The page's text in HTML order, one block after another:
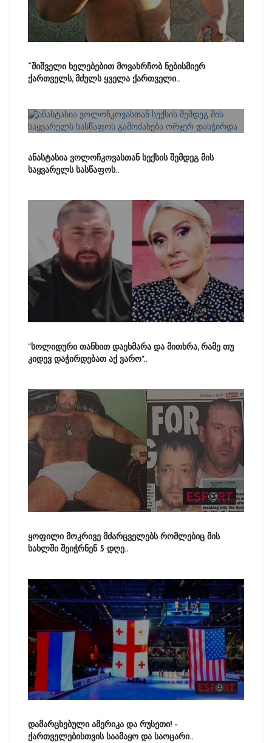
“შიშველი ხელებებით მოვახრჩობ ნებისმიერ
ქართველს, მძულს ყველა ქართველი..
ანასტასია ვოლოჩკოვასთან სექსის შემდეგ მის
საყვარელს სასწაფოს..
"სოლიდური თანხით დაეხმარა და მითხრა, რამე თუ
კიდევ დაჭირდებათ აქ ვარო"..
ყოფილი მოკრივე მძარცველებს რომლებიც მის
სახლში შეიჭრნენ 5 დღე..
დამარცხებული ამერიკა და რუსეთი! -
ქართველებისთვის საამაყო და საოცარი..